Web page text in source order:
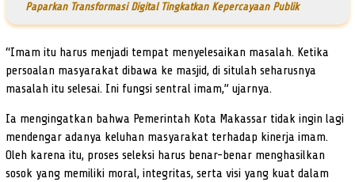
Paparkan Transformasi Digital Tingkatkan Kepercayaan Publik
“Imam itu harus menjadi tempat menyelesaikan masalah. Ketika
persoalan masyarakat dibawa ke masjid, di situlah seharusnya
masalah itu selesai. Ini fungsi sentral imam,” ujarnya.
Ia mengingatkan bahwa Pemerintah Kota Makassar tidak ingin lagi
mendengar adanya keluhan masyarakat terhadap kinerja imam.
Oleh karena itu, proses seleksi harus benar-benar menghasilkan
sosok yang memiliki moral, integritas, serta visi yang kuat dalam